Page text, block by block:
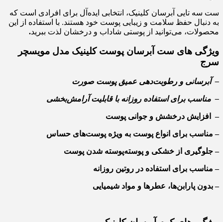
ست سه تایی آبرسان کلینیک، انتخابی ایده‌آل برای افرادی است که
به دنبال حفظ سلامت و زیبایی پوست خود هستند. با استفاده از این
محصولات، می‌توانید از پوستی شاداب و درخشان لذت ببرید.
ویژگی های ست آبرسان پوست کلینیک مدل مویسچر
سرج
– آبرسانی و رطوبت‌دهی عمیق پوست صورت
– مناسب برای استفاده روزانه با قابلیت آرامش‌بخشی
– افزایش درخشش و جوانی پوست
– مناسب برای انواع پوست به ویژه پوست‌های حساس
– جلوگیری از خشکی و پوسته‌پوسته شدن پوست
– مناسب برای استفاده در روتین روزانه
– بدون پارابن‌ها، عطرها و مواد شیمیایی